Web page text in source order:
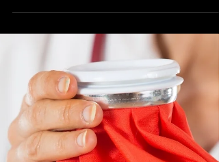
Renk Algısı, Kedi Görüşü ile İnsan
Arasındaki Farklar, Kedi Oyuncakları ve
Renk Seçimi
Kediler Hangi Renkleri Görür? Kedilerin Renk Algısı,
Kedi Görüşü ile İnsan Görüşü Arasındaki Farklar,
Oyuncakları ve Renk Seçimi Kediler Hangi Renkleri
Görür? Kediler, binlerce yıldır insanlarla birlikte
yaşayan gizemli ve etkileyici canlılardır. Geceleri
avlanma içgüdüleri, sessiz yürüyüşleri ve dikkat